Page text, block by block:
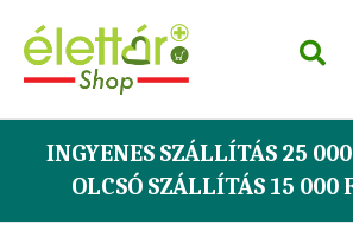
INGYENES SZÁLLÍTÁS 25
OLCSÓ SZÁLLÍTÁS 15 000